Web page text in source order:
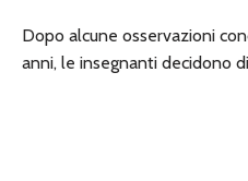
Dopo alcune osservazioni
anni, le insegnanti decidono